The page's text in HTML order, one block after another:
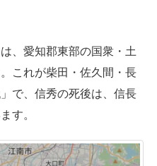
、愛知郡東部の国衆・土
これが柴田・佐久間・長
で、信秀の死後は、信長
す。